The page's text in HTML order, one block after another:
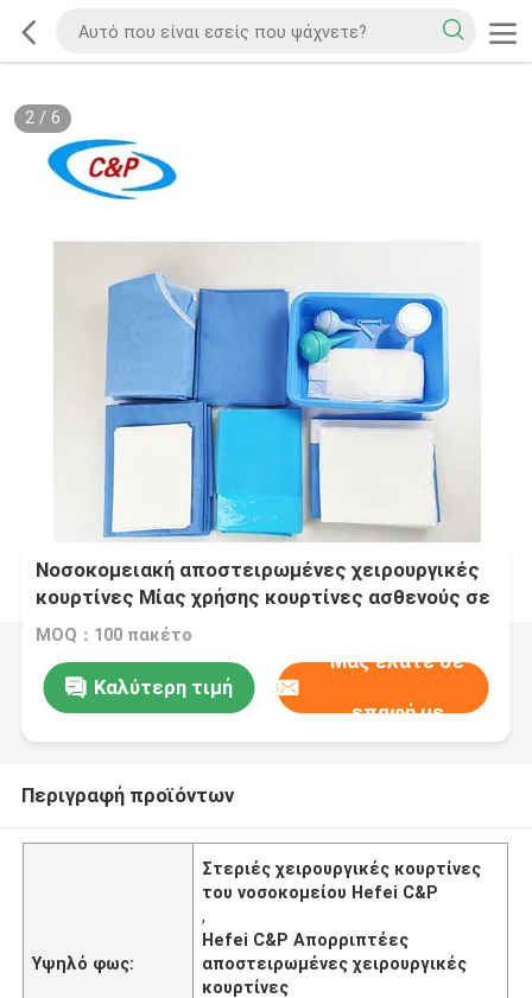
2/ 6
Νοσοκομειακή αποστειρωμένες χειρουργικές
κουρτίνες Μίας χρήσης κουρτίνες ασθενούς σε
ατομική θήκη
MOQ：100 πακέτο
Καλύτερη τιμή
Μας ελάτε σε
επαφή με
Περιγραφή προϊόντων
Υψηλό φως:
Στεριές χειρουργικές κουρτίνες
του νοσοκομείου Hefei C&P
,
Hefei C&P Απορριπτέες
αποστειρωμένες χειρουργικές
κουρτίνες